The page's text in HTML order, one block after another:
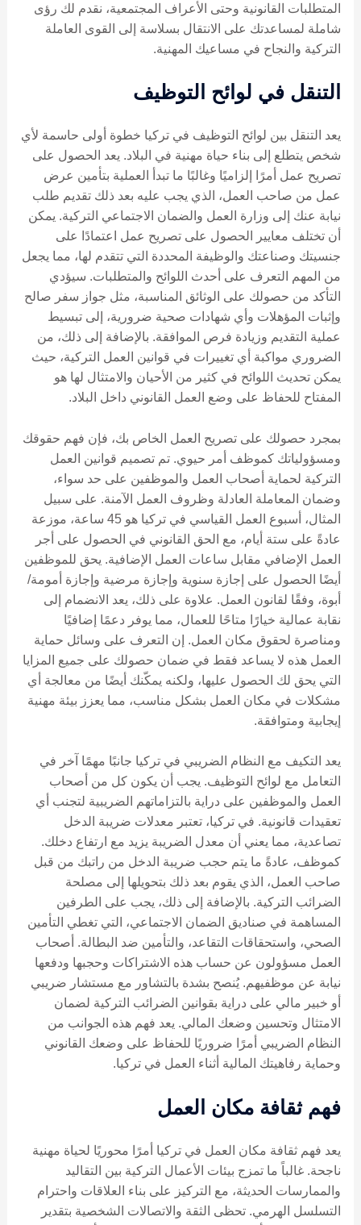
المتطلبات القانونية وحتى الأعراف المجتمعية، نقدم لك رؤى
شاملة لمساعدتك على الانتقال بسلاسة إلى القوى العاملة
التركية والنجاح في مساعيك المهنية.
التنقل في لوائح التوظيف
يعد التنقل بين لوائح التوظيف في تركيا خطوة أولى حاسمة لأي
شخص يتطلع إلى بناء حياة مهنية في البلاد. يعد الحصول على
تصريح عمل أمرًا إلزاميًا وغالبًا ما تبدأ العملية بتأمين عرض
عمل من صاحب العمل، الذي يجب عليه بعد ذلك تقديم طلب
نيابة عنك إلى وزارة العمل والضمان الاجتماعي التركية. يمكن
أن تختلف معايير الحصول على تصريح عمل اعتمادًا على
جنسيتك وصناعتك والوظيفة المحددة التي تتقدم لها، مما يجعل
من المهم التعرف على أحدث اللوائح والمتطلبات. سيؤدي
التأكد من حصولك على الوثائق المناسبة، مثل جواز سفر صالح
وإثبات المؤهلات وأي شهادات صحية ضرورية، إلى تبسيط
عملية التقديم وزيادة فرص الموافقة. بالإضافة إلى ذلك، من
الضروري مواكبة أي تغييرات في قوانين العمل التركية، حيث
يمكن تحديث اللوائح في كثير من الأحيان والامتثال لها هو
المفتاح للحفاظ على وضع العمل القانوني داخل البلاد.
بمجرد حصولك على تصريح العمل الخاص بك، فإن فهم حقوقك
ومسؤولياتك كموظف أمر حيوي. تم تصميم قوانين العمل
التركية لحماية أصحاب العمل والموظفين على حد سواء،
وضمان المعاملة العادلة وظروف العمل الآمنة. على سبيل
المثال، أسبوع العمل القياسي في تركيا هو 45 ساعة، موزعة
عادةً على ستة أيام، مع الحق القانوني في الحصول على أجر
العمل الإضافي مقابل ساعات العمل الإضافية. يحق للموظفين
أيضًا الحصول على إجازة سنوية وإجازة مرضية وإجازة أمومة/
أبوة، وفقًا لقانون العمل. علاوة على ذلك، يعد الانضمام إلى
نقابة عمالية خيارًا متاحًا للعمال، مما يوفر دعمًا إضافيًا
ومناصرة لحقوق مكان العمل. إن التعرف على وسائل حماية
العمل هذه لا يساعد فقط في ضمان حصولك على جميع المزايا
التي يحق لك الحصول عليها، ولكنه يمكّنك أيضًا من معالجة أي
مشكلات في مكان العمل بشكل مناسب، مما يعزز بيئة مهنية
إيجابية ومتوافقة.
يعد التكيف مع النظام الضريبي في تركيا جانبًا مهمًا آخر في
التعامل مع لوائح التوظيف. يجب أن يكون كل من أصحاب
العمل والموظفين على دراية بالتزاماتهم الضريبية لتجنب أي
تعقيدات قانونية. في تركيا، تعتبر معدلات ضريبة الدخل
تصاعدية، مما يعني أن معدل الضريبة يزيد مع ارتفاع دخلك.
كموظف، عادةً ما يتم حجب ضريبة الدخل من راتبك من قبل
صاحب العمل، الذي يقوم بعد ذلك بتحويلها إلى مصلحة
الضرائب التركية. بالإضافة إلى ذلك، يجب على الطرفين
المساهمة في صناديق الضمان الاجتماعي، التي تغطي التأمين
الصحي، واستحقاقات التقاعد، والتأمين ضد البطالة. أصحاب
العمل مسؤولون عن حساب هذه الاشتراكات وحجبها ودفعها
نيابة عن موظفيهم. يُنصح بشدة بالتشاور مع مستشار ضريبي
أو خبير مالي على دراية بقوانين الضرائب التركية لضمان
الامتثال وتحسين وضعك المالي. يعد فهم هذه الجوانب من
النظام الضريبي أمرًا ضروريًا للحفاظ على وضعك القانوني
وحماية رفاهيتك المالية أثناء العمل في تركيا.
فهم ثقافة مكان العمل
يعد فهم ثقافة مكان العمل في تركيا أمرًا محوريًا لحياة مهنية
ناجحة. غالباً ما تمزج بيئات الأعمال التركية بين التقاليد
والممارسات الحديثة، مع التركيز على بناء العلاقات واحترام
التسلسل الهرمي. تحظى الثقة والاتصالات الشخصية بتقدير